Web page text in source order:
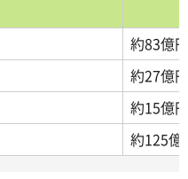
約83億円
約27億円
約15億円
約125億